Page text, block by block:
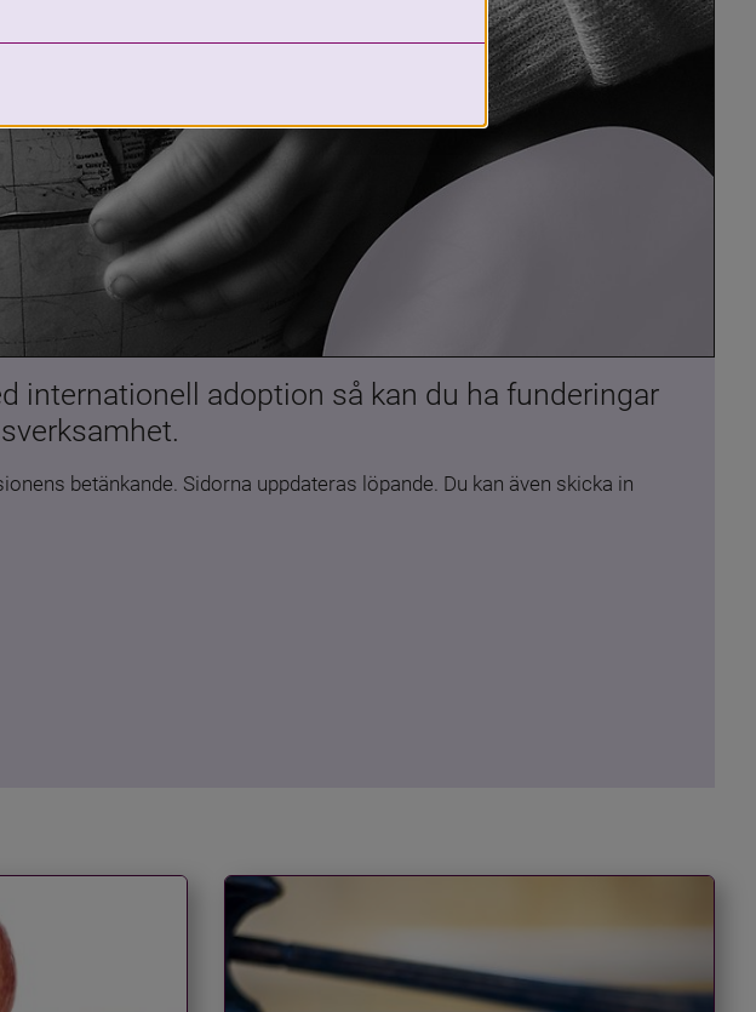
internationell adoption så kan du ha funderingar
betänkande. Sidorna uppdateras löpande. Du kan även skicka in